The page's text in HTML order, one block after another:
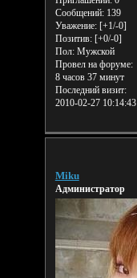
Сообщений:139
Уважение: [+1/-0]
Позитив: [+0/-0]
Пол:Мужской
Провел на форуме:
8 часов 37 минут
Последний визит:
2010-02-27 10:14:43
Miku
Администратор